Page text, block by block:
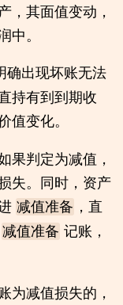
，其面值变动，
。
确出现坏账无法
持有到到期收
变化。
果判定为减值，
失。同时，资产
减值准备 ，直
减值准备 记账，
为减值损失的，